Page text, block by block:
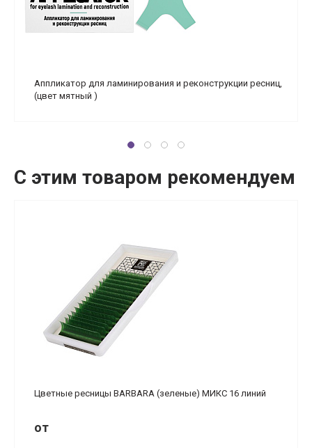
Аппликатор для ламинирования и реконструкции ресниц,
(цвет мятный )
С этим товаром рекомендуем
Цветные ресницы BARBARA (зеленые) МИКС 16 линий
от